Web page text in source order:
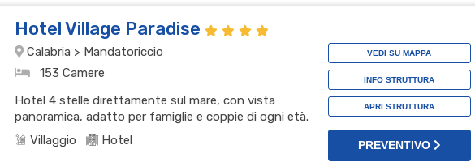
Hotel Village Paradise
Calabria > Mandatoriccio
153 Camere
Hotel 4 stelle direttamente sul mare, con vista
panoramica, adatto per famiglie e coppie di ogni età.
Villaggio
Hotel
VEDI SU MAPPA
INFO STRUTTURA
APRI STRUTTURA
PREVENTIVO